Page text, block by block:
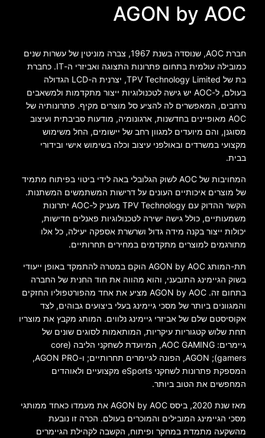
AGON by AOC
חברת AOC, שנוסדה בשנת 1967, צברה מוניטין של עשרות שנים
כמובילה עולמית בתחום פתרונות התצוגה ואביזרי ה-IT. כחברת
בת של TPV Technology Limited, יצרנית ה-LCD הגדולה
בעולם, ל-AOC יש גישה לטכנולוגיות ייצור מתקדמות ולמשאבים
נרחבים, המאפשרים לה להציע סל מוצרים מקיף. פתרונותיה של
AOC מאופיינים בחדשנות, ארגונומיה, מודעות סביבתית ועיצוב
מסוגנן, והם מיועדים למגוון רחב של יישומים, החל משימוש
מקצועי במשרדים ובאולפני עיצוב וכלה בשימוש אישי ובידורי
בבית.
המחויבות של AOC לשוק הגלובלי באה לידי ביטוי בפיתוח מתמיד
של מוצרים איכותיים העונים על דרישות המשתמשים המשתנות.
הקשר ההדוק עם TPV Technology מעניק ל-AOC יתרונות
משמעותיים, כולל גישה ישירה לטכנולוגיות פאנלים חדישות,
יכולות ייצור בקנה מידה גדול ושרשרת אספקה יעילה, כל אלו
מתורגמים למוצרים מתקדמים במחירים תחרותיים.
תת-המותג AGON by AOC הוקם במטרה להתמקד באופן ייעודי
בשוק הגיימינג התובעני, והוא מהווה את חוד החנית של החברה
בתחום זה. AGON by AOC מציע את אחד מהפורטפוליו החזקים
והמגוונים ביותר של מסכי גיימינג בעלי ביצועים גבוהים, לצד
אקוסיסטם שלם של אביזרי גיימינג נלווים. המותג מקבץ את מוצריו
תחת שלוש קטגוריות עיקריות, המותאמות לסוגים שונים של
גיימרים: AOC GAMING, המיועדת לשחקני הליבה (core
gamers); AGON, הפונה לגיימרים תחרותיים; ו-AGON PRO,
המספקת פתרונות לשחקני eSports מקצועיים ולאוהדים
המחפשים את הטוב ביותר.
מאז שנת 2020, ביסס AGON by AOC את מעמדו כאחד ממותגי
מסכי הגיימינג המובילים והמוכרים בעולם. הכרה זו נובעת
מהשקעה מתמדת במחקר ופיתוח, הקשבה לקהילת הגיימרים